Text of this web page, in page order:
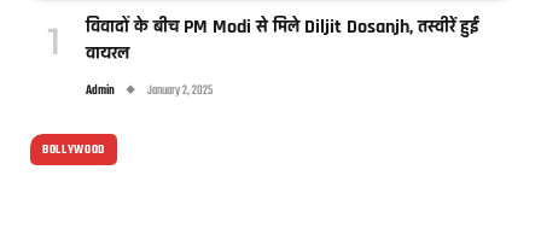
विवादों के बीच PM Modi से मिले Diljit Dosanjh, तस्वीरें हुईं
वायरल
Admin January 2, 2025
BOLLYWOOD